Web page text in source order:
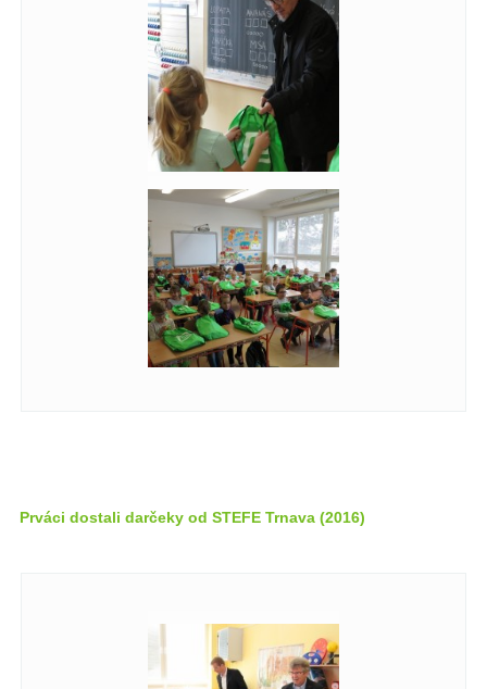
Prváci dostali darčeky od STEFE Trnava (2016)